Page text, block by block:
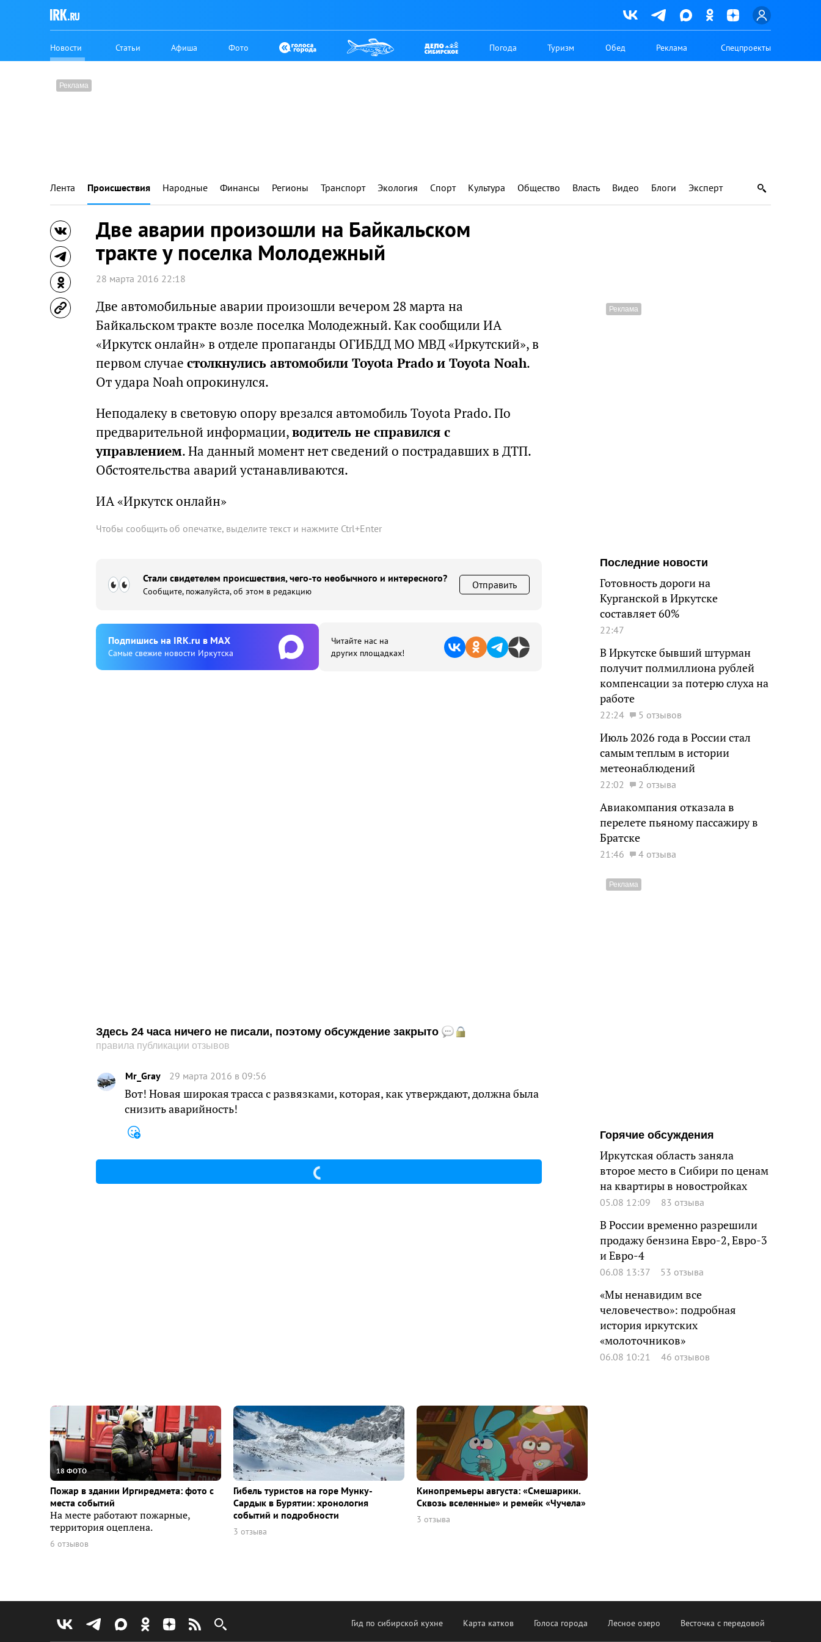
Новости Статьи Афиша Фото Погода Туризм Обед Реклама Спецпроекты
Лента Происшествия Народные Финансы Регионы Транспорт Экология Спорт Культура Общество Власть Видео Блоги Эксперт
Две аварии произошли на Байкальском
тракте у поселка Молодежный
28 марта 2016 22:18
Две автомобильные аварии произошли вечером 28 марта на
Байкальском тракте возле поселка Молодежный. Как сообщили ИА
«Иркутск онлайн» в отделе пропаганды ОГИБДД МО МВД «Иркутский», в
первом случае столкнулись автомобили Toyota Prado и Toyota Noah.
От удара Noah опрокинулся.
Неподалеку в световую опору врезался автомобиль Toyota Prado. По
предварительной информации,водитель не справился с
управлением. На данный момент нет сведений о пострадавших в ДТП.
Обстоятельства аварий устанавливаются.
ИА «Иркутск онлайн»
Чтобы сообщить об опечатке, выделите текст и нажмите Ctrl+Enter
Стали свидетелем происшествия, чего-то необычного и интересного?
Сообщите, пожалуйста, об этом в редакцию
Отправить
Подпишиcь на IRK.ru в MAX
Cамые свежие новости Иркутска
Читайте нас на
других площадках!
Здесь 24 часа ничего не писали, поэтому обсуждение закрыто
правила публикации отзывов
Mr_Gray 29 марта 2016 в 09:56
Вот! Новая широкая трасса с развязками, которая, как утверждают, должна была
снизить аварийность!
Последние новости
Готовность дороги на
Курганской в Иркутске
составляет 60%
22:47
В Иркутске бывший штурман
получит полмиллиона рублей
компенсации за потерю слуха на
работе
22:24 5 отзывов
Июль 2026 года в России стал
самым теплым в истории
метеонаблюдений
22:02 2 отзыва
Авиакомпания отказала в
перелете пьяному пассажиру в
Братске
21:46 4 отзыва
Горячие обсуждения
Иркутская область заняла
второе место в Сибири по ценам
на квартиры в новостройках
05.08 12:09 83 отзыва
В России временно разрешили
продажу бензина Евро-2, Евро-3
и Евро-4
06.08 13:37 53 отзыва
«Мы ненавидим все
человечество»: подробная
история иркутских
«молоточников»
06.08 10:21 46 отзывов
18 ФОТО
Пожар в здании Иргиредмета: фото с
места событий
На месте работают пожарные,
территория оцеплена.
6 отзывов
Гибель туристов на горе Мунку-
Сардык в Бурятии: хронология
событий и подробности
3 отзыва
Кинопремьеры августа: «Смешарики.
Сквозь вселенные» и ремейк «Чучела»
3 отзыва
Гид по сибирской кухне Карта катков Голоса города Лесное озеро Весточка с передовой